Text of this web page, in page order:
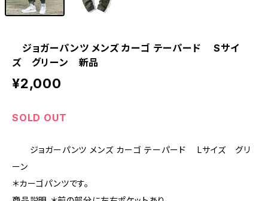
ジョガーパンツ メンズ カーゴ テーパード Sサイ
ズ グリーン 新品
¥2,000
SOLD OUT
ジョガーパンツ メンズ カーゴ テーパード Lサイズ グリ
ーン
＊カーゴパンツです。